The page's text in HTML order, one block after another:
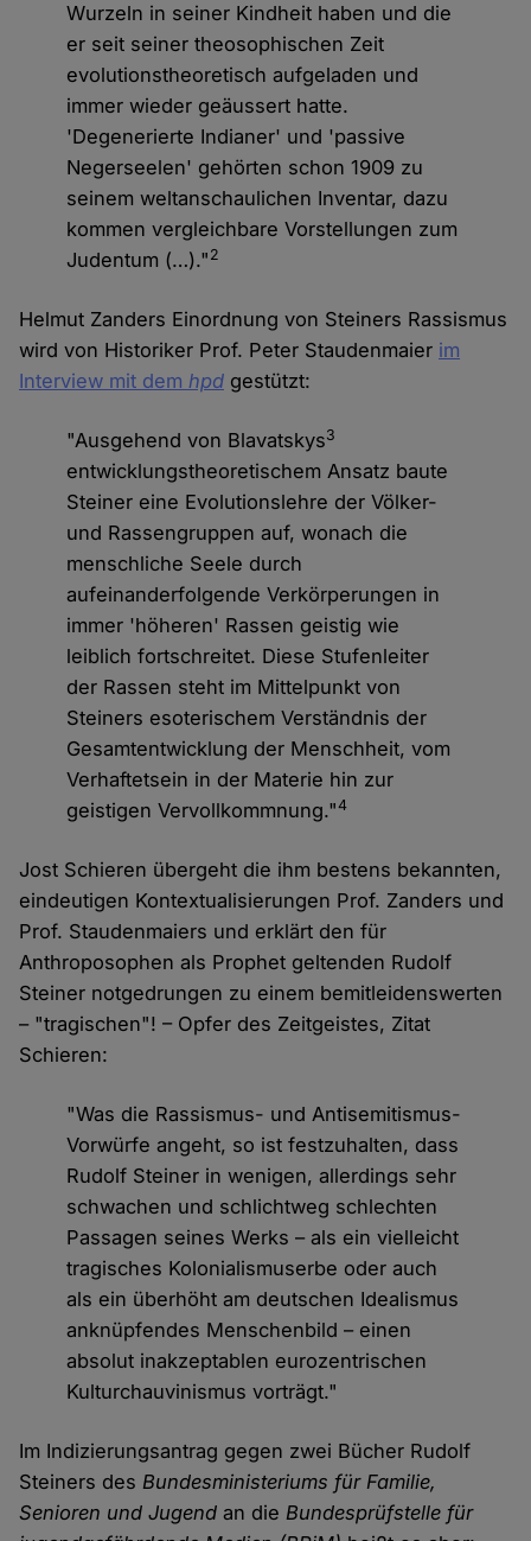
Wurzeln in seiner Kindheit haben und die
er seit seiner theosophischen Zeit
evolutionstheoretisch aufgeladen und
immer wieder geäussert hatte.
'Degenerierte Indianer' und 'passive
Negerseelen' gehörten schon 1909 zu
seinem weltanschaulichen Inventar, dazu
kommen vergleichbare Vorstellungen zum
Judentum (…)." 2
Helmut Zanders Einordnung von Steiners Rassismus
wird von Historiker Prof. Peter Staudenmaier im
Interview mit demhpd gestützt:
"Ausgehend von Blavatskys3
entwicklungstheoretischem Ansatz baute
Steiner eine Evolutionslehre der Völker-
und Rassengruppen auf, wonach die
menschliche Seele durch
aufeinanderfolgende Verkörperungen in
immer 'höheren' Rassen geistig wie
leiblich fortschreitet. Diese Stufenleiter
der Rassen steht im Mittelpunkt von
Steiners esoterischem Verständnis der
Gesamtentwicklung der Menschheit, vom
Verhaftetsein in der Materie hin zur
geistigen Vervollkommnung."4
Jost Schieren übergeht die ihm bestens bekannten,
eindeutigen Kontextualisierungen Prof. Zanders und
Prof. Staudenmaiers und erklärt den für
Anthroposophen als Prophet geltenden Rudolf
Steiner notgedrungen zu einem bemitleidenswerten
– "tragischen"! – Opfer des Zeitgeistes, Zitat
Schieren:
"Was die Rassismus- und Antisemitismus-
Vorwürfe angeht, so ist festzuhalten, dass
Rudolf Steiner in wenigen, allerdings sehr
schwachen und schlichtweg schlechten
Passagen seines Werks – als ein vielleicht
tragisches Kolonialismuserbe oder auch
als ein überhöht am deutschen Idealismus
anknüpfendes Menschenbild – einen
absolut inakzeptablen eurozentrischen
Kulturchauvinismus vorträgt."
Im Indizierungsantrag gegen zwei Bücher Rudolf
Steiners desBundesministeriums für Familie,
Senioren und Jugend an dieBundesprüfstelle für